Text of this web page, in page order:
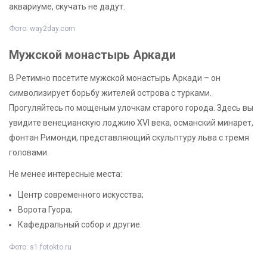
аквариуме, скучать не дадут.
Фото: way2day.com
Мужской монастырь Аркади
В Ретимно посетите мужской монастырь Аркади – он
символизирует борьбу жителей острова с турками.
Прогуляйтесь по мощеным улочкам старого города. Здесь вы
увидите венецианскую лоджию XVI века, османский минарет,
фонтан Римонди, представляющий скульптуру льва с тремя
головами.
Не менее интересные места:
Центр современного искусства;
Ворота Гуора;
Кафедральный собор и другие.
Фото: s1.fotokto.ru